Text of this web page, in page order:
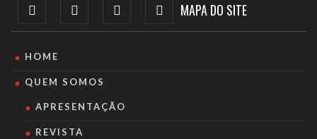
MAPA DO SITE
HOME
QUEM SOMOS
APRESENTAÇÃO
REVISTA